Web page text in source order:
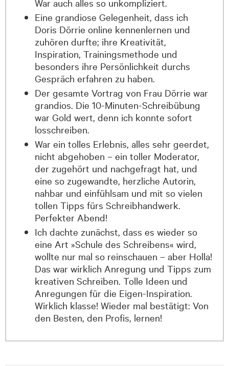
Eine grandiose Gelegenheit, dass ich
Doris Dörrie online kennenlernen und
zuhören durfte; ihre Kreativität,
Inspiration, Trainingsmethode und
besonders ihre Persönlichkeit durchs
Gespräch erfahren zu haben.
Der gesamte Vortrag von Frau Dörrie war
grandios. Die 10-Minuten-Schreibübung
war Gold wert, denn ich konnte sofort
losschreiben.
War ein tolles Erlebnis, alles sehr geerdet,
nicht abgehoben – ein toller Moderator,
der zugehört und nachgefragt hat, und
eine so zugewandte, herzliche Autorin,
nahbar und einfühlsam und mit so vielen
tollen Tipps fürs Schreibhandwerk.
Perfekter Abend!
Ich dachte zunächst, dass es wieder so
eine Art »Schule des Schreibens« wird,
wollte nur mal so reinschauen – aber Holla!
Das war wirklich Anregung und Tipps zum
kreativen Schreiben. Tolle Ideen und
Anregungen für die Eigen-Inspiration.
Wirklich klasse! Wieder mal bestätigt: Von
den Besten, den Profis, lernen!